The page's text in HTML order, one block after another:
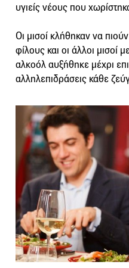
υγιείς νέους που
Οι μισοί κλήθηκαν να πιούν
φίλους και οι άλλοι μισοί
αλκοόλ αυξήθηκε μέχρι
αλληλεπιδράσεις κάθε